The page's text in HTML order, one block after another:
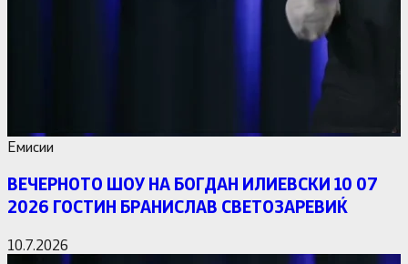
Емисии
ВЕЧЕРНОТО ШОУ НА БОГДАН ИЛИЕВСКИ 10 07
2026 ГОСТИН БРАНИСЛАВ СВЕТОЗАРЕВИЌ
10.7.2026